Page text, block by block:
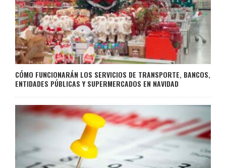
CÓMO FUNCIONARÁN LOS SERVICIOS DE TRANSPORTE, BANCOS,
ENTIDADES PÚBLICAS Y SUPERMERCADOS EN NAVIDAD